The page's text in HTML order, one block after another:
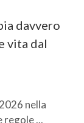
davvero
vita dal
nella
regole ...